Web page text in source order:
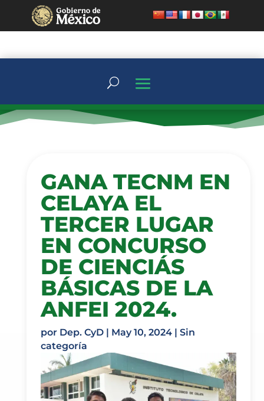
GANA TECNM EN
CELAYA EL
TERCER LUGAR
EN CONCURSO
DE CIENCIÁS
BÁSICAS DE LA
ANFEI 2024.
por Dep. CyD| May 10, 2024| Sin
categoría